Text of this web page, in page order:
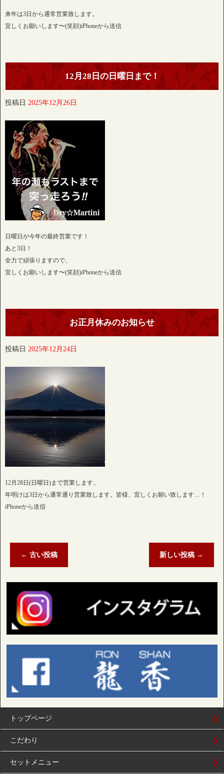
来年は3日から通常営業致します。
宜しくお願いします〜(笑顔)iPhoneから送信
12月28日の日曜日まで！
投稿日 2025年12月26日
日曜日が今年の最終営業です！
あと3日！
全力で頑張りますので、
宜しくお願いします〜(笑顔)iPhoneから送信
お正月休みのお知らせ
投稿日 2025年12月24日
12月28日(日曜日)まで営業します。
年明けは3日から通常通り営業致します。皆様、宜しくお願い致します…！
iPhoneから送信
← 古い投稿 新しい投稿 →
トップページ
こだわり
セットメニュー